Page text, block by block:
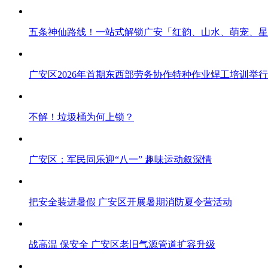
五条神仙路线！一站式解锁广安「红韵、山水、萌宠、
广安区2026年首期东西部劳务协作特种作业焊工培训举行
不解！垃圾桶为何上锁？
广安区：军民同乐迎“八一” 趣味运动叙深情
把安全装进暑假 广安区开展暑期消防夏令营活动
战高温 保安全 广安区老旧气源管道扩容升级